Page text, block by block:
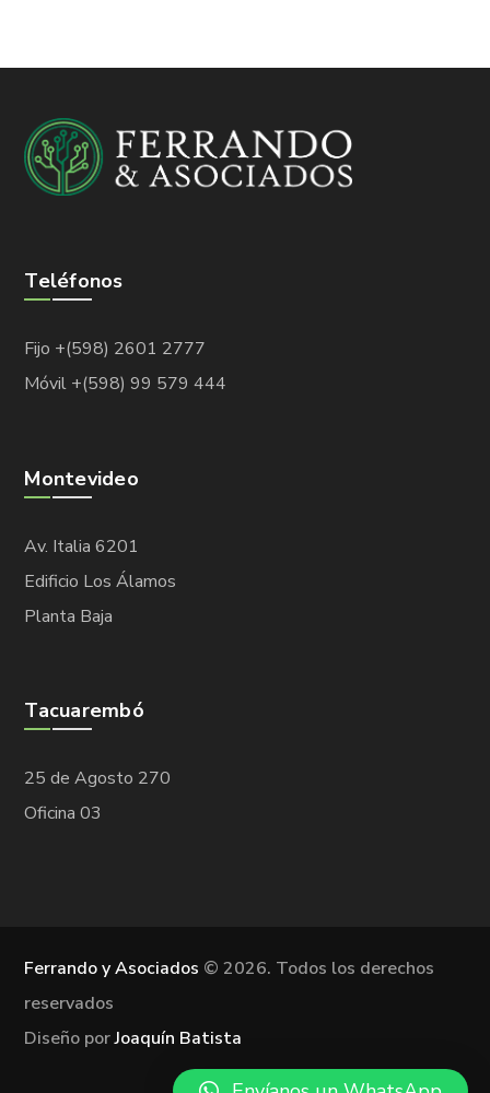
Teléfonos
Fijo +(598) 2601 2777
Móvil +(598) 99 579 444
Montevideo
Av. Italia 6201
Edificio Los Álamos
Planta Baja
Tacuarembó
25 de Agosto 270
Oficina 03
Ferrando y Asociados ©2026. Todos los derechos
reservados
Diseño porJoaquín Batista